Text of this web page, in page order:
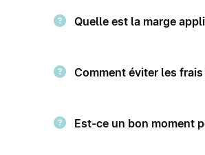
Quelle est la marge
Comment éviter les
Est-ce un bon moment